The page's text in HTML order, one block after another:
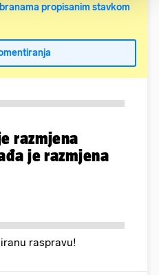
propisanim stavkom
razmjena
je razmjena
raspravu!